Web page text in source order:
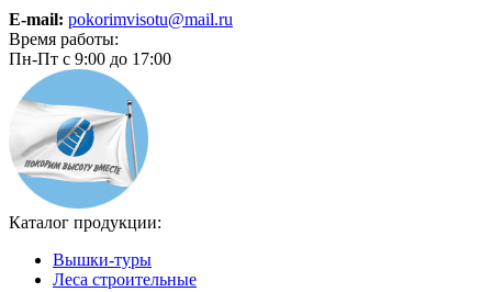
E-mail: pokorimvisotu@mail.ru
Время работы:
Пн-Пт с 9:00 до 17:00
Каталог продукции:
Вышки-туры
Леса строительные